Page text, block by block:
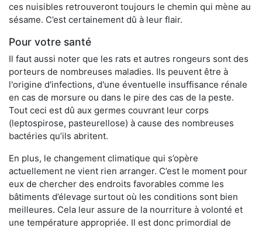
ces nuisibles retrouveront toujours le chemin qui mène au
sésame. C’est certainement dû à leur flair.
Pour votre santé
Il faut aussi noter que les rats et autres rongeurs sont des
porteurs de nombreuses maladies. Ils peuvent être à
l'origine d'infections, d'une éventuelle insuffisance rénale
en cas de morsure ou dans le pire des cas de la peste.
Tout ceci est dû aux germes couvrant leur corps
(leptospirose, pasteurellose) à cause des nombreuses
bactéries qu’ils abritent.
En plus, le changement climatique qui s’opère
actuellement ne vient rien arranger. C’est le moment pour
eux de chercher des endroits favorables comme les
bâtiments d’élevage surtout où les conditions sont bien
meilleures. Cela leur assure de la nourriture à volonté et
une température appropriée. Il est donc primordial de